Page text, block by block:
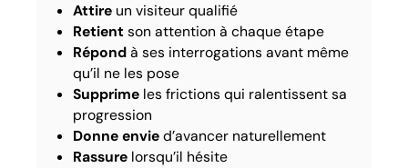
Attire un visiteur qualifié
Retient son attention à chaque étape
Répondà ses interrogations avant même
qu’il ne les pose
Supprime les frictions qui ralentissent sa
progression
Donne envied’avancer naturellement
Rassure lorsqu’il hésite